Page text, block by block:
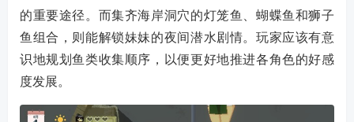
的重要途径。而集齐海岸洞穴的灯笼鱼、蝴蝶鱼和狮子
鱼组合，则能解锁妹妹的夜间潜水剧情。玩家应该有意
识地规划鱼类收集顺序，以便更好地推进各角色的好感
度发展。